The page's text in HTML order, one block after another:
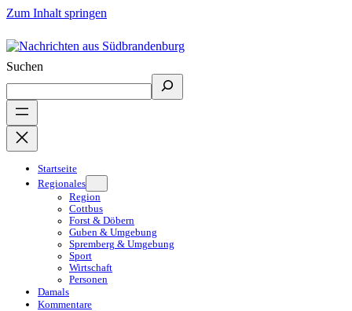
Zum Inhalt springen
Suchen
Startseite
Regionales
Region
Cottbus
Forst & Döbern
Guben & Umgebung
Spremberg & Umgebung
Sport
Wirtschaft
Personen
Damals
Kommentare